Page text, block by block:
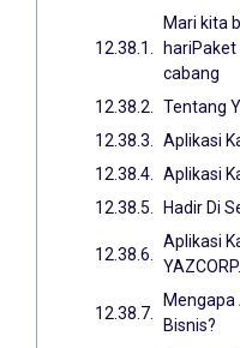
Mari kita
cabang
Tentang
Aplikasi
Aplikasi
Hadir Di
Aplikasi
Mengapa
Bisnis?